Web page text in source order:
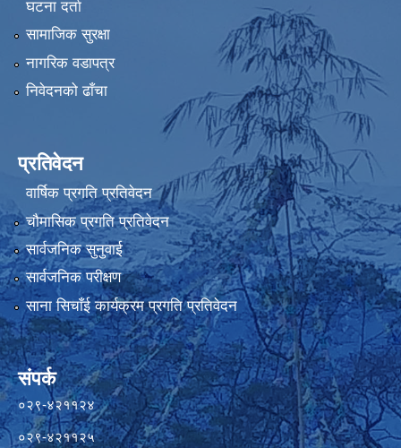
घटना दर्ता
सामाजिक सुरक्षा
नागरिक वडापत्र
निवेदनको ढाँचा
प्रतिवेदन
वार्षिक प्रगति प्रतिवेदन
चौमासिक प्रगति प्रतिवेदन
सार्वजनिक सुनुवाई
सार्वजनिक परीक्षण
साना सिचाँई कार्यक्रम प्रगति प्रतिवेदन
संपर्क
०२९-४२११२४
०२९-४२११२५